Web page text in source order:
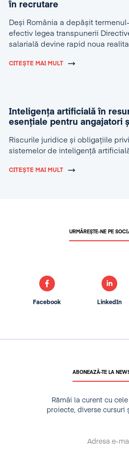
în recrutare
Deși România a depășit
efectiv legea transpunerii
salarială devine rapid noua
CITEȘTE MAI MULT
Inteligența artificială în
esențiale pentru angajatori
Riscurile juridice și obligațiile
sistemelor de inteligență
CITEȘTE MAI MULT
ABONEAZĂ-TE LA
Rămâi la curent cu
proiecte, diverse cursuri
URMĂREȘTE-NE PE
Facebook LinkedIn